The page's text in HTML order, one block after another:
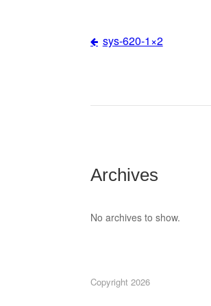
Post
sys-620-1×2
Archives
No archives to show.
Copyright 2026